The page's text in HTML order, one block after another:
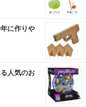
に作りや
人気のお